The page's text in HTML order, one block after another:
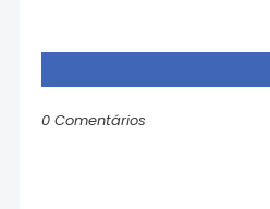
0 Comentários